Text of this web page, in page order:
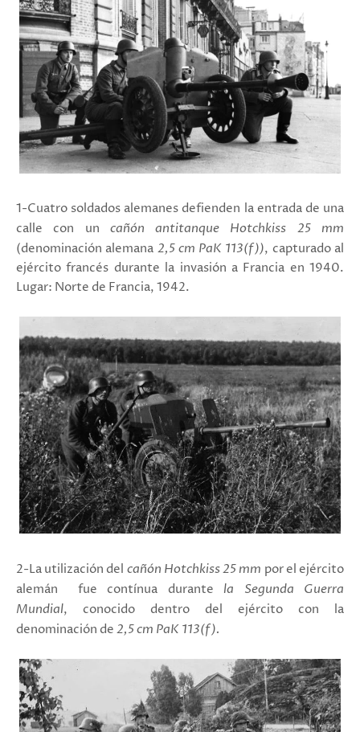
1-Cuatro soldados alemanes defienden la entrada de una
calle con un cañón antitanque Hotchkiss 25 mm
(denominación alemana 2,5 cm PaK 113(f)), capturado al
ejército francés durante la invasión a Francia en 1940.
Lugar: Norte de Francia, 1942.
2-La utilización del cañón Hotchkiss 25 mm por el ejército
alemán fue contínua durante la Segunda Guerra
Mundial, conocido dentro del ejército con la
denominación de 2,5 cm PaK 113(f).